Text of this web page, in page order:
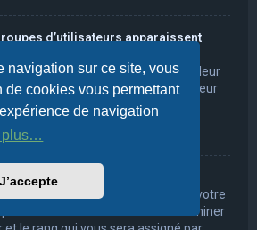
navigation sur ce site, vous
de cookies vous permettant
de navigation
plus…
J’accepte
d’utilisateurs apparaissent
forum peuvent assigner une couleur
d’utilisateurs afin de faciliter leur
d’utilisateurs par défaut » ?
de plus d’un groupe d’utilisateurs, votre
par défaut est utilisé afin de déterminer